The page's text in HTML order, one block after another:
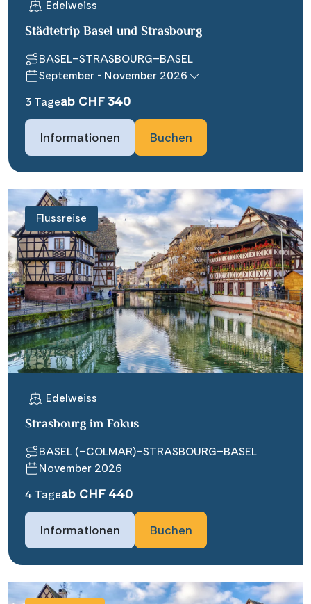
Edelweiss
Städtetrip Basel und Strasbourg
BASEL–STRASBOURG–BASEL
September - November 2026
3 Tageab CHF 340
Informationen Buchen
Flussreise
Edelweiss
Strasbourg im Fokus
BASEL (–COLMAR)–STRASBOURG–BASEL
November 2026
4 Tageab CHF 440
Informationen Buchen